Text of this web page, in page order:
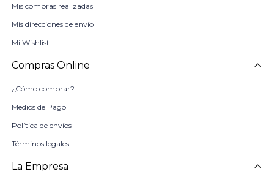
Mis compras realizadas
Mis direcciones de envío
Mi Wishlist
Compras Online
¿Cómo comprar?
Medios de Pago
Política de envíos
Términos legales
La Empresa